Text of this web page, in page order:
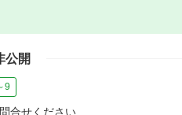
公開
9
合せください